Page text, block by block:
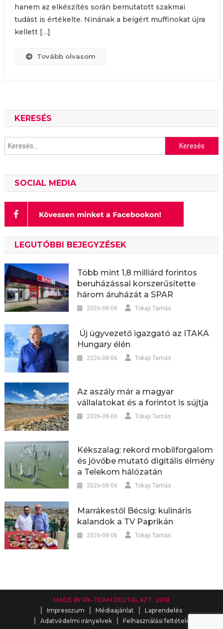
hanem az elkészítés során bemutatott szakmai
tudást is értékelte. Ninának a beígért muffinokat újra
kellett […]
Tovább olvasom
KERESÉS
Keresés:
SOCIAL MEDIA
LEGUTÓBBI BEJEGYZÉSEK
Több mint 1,8 milliárd forintos
beruházással korszerűsítette
három áruházát a SPAR
2026-08-06 Tokaji Tamás
Új ügyvezető igazgató az ITAKA
Hungary élén
2026-08-06 Tokaji Tamás
Az aszály már a magyar
vállalatokat és a forintot is sújtja
2026-08-06 Tokaji Tamás
Kékszalag: rekord mobilforgalom
és jövőbe mutató digitális élmény
a Telekom hálózatán
2026-08-06 Tokaji Tamás
Marrákestől Bécsig: kulináris
kalandok a TV Paprikán
2026-08-06 Tokaji Tamás
MADE BY RK-TEAM DIGITAL KFT. 2018
Impresszum
Médiaajánlat
Laprendelés
Adatvédelmi irányelvek
Felhasználási feltételek